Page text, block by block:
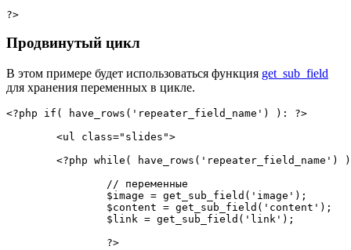
?>
Продвинутый цикл
В этом примере будет использоваться функция get_sub_field
для хранения переменных в цикле.
<?php if ( have_rows ( 'repeater_field_name' ) ) :
?>
<ul class=" slides ">
<?php while ( have_rows ( 'repeater_field_name' )
)
// переменные
$image = get_sub_field ( 'image' ) ;
$content = get_sub_field ( 'content' ) ;
$link = get_sub_field ( 'link' ) ;
?>